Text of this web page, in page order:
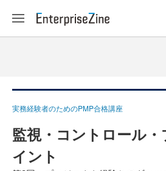
実務経験者のためのPMP合格講座
監視・コントロール
イント